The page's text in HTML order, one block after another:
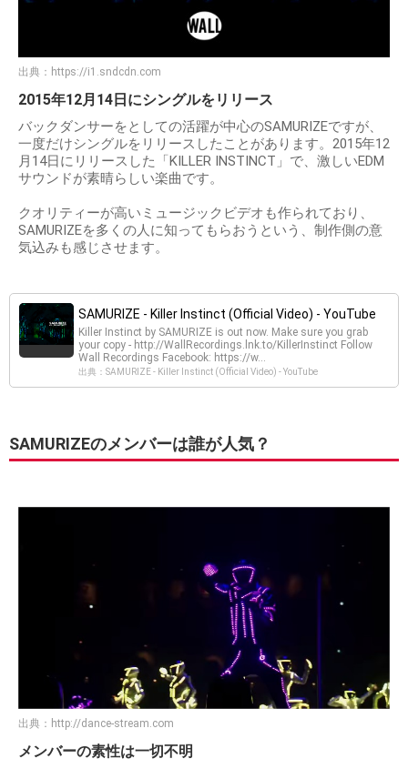
出典： https://i1.sndcdn.com
2015年12月14日にシングルをリリース
バックダンサーをとしての活躍が中心のSAMURIZEですが、
一度だけシングルをリリースしたことがあります。2015年12
月14日にリリースした「KILLER INSTINCT」で、激しいEDM
サウンドが素晴らしい楽曲です。
クオリティーが高いミュージックビデオも作られており、
SAMURIZEを多くの人に知ってもらおうという、制作側の意
気込みも感じさせます。
SAMURIZE - Killer Instinct (Official Video) - YouTube
Killer Instinct by SAMURIZE is out now. Make sure you grab
your copy - http://WallRecordings.lnk.to/KillerInstinct Follow
Wall Recordings Facebook: https://w...
出典：SAMURIZE - Killer Instinct (Official Video) - YouTube
SAMURIZEのメンバーは誰が人気？
出典： http://dance-stream.com
メンバーの素性は一切不明